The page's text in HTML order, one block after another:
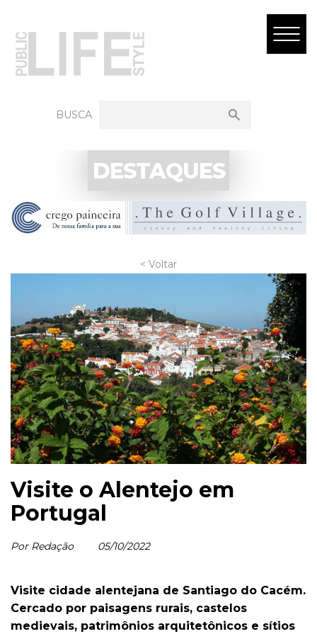
BUSCA
DESTAQUES
< Voltar
Visite o Alentejo em
Portugal
Por Redação 05/10/2022
Visite cidade alentejana de Santiago do Cacém.
Cercado por paisagens rurais, castelos
medievais, patrimônios arquitetônicos e sítios